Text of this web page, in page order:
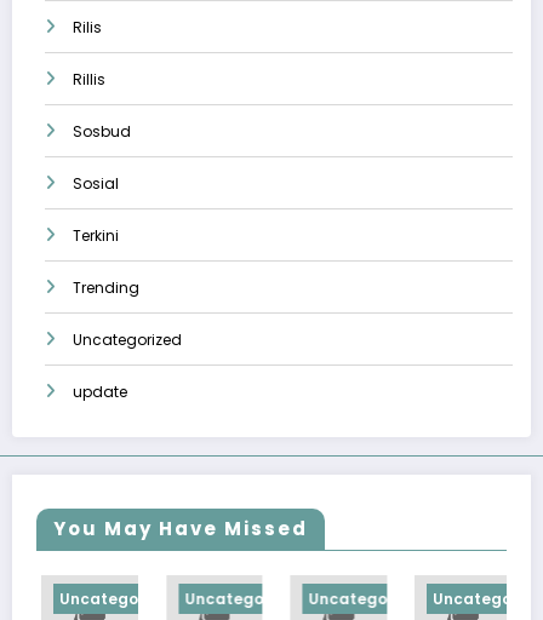
Rilis
Rillis
Sosbud
Sosial
Terkini
Trending
Uncategorized
update
You May Have Missed
Uncategorized Uncategorized Uncategorized Uncategorized